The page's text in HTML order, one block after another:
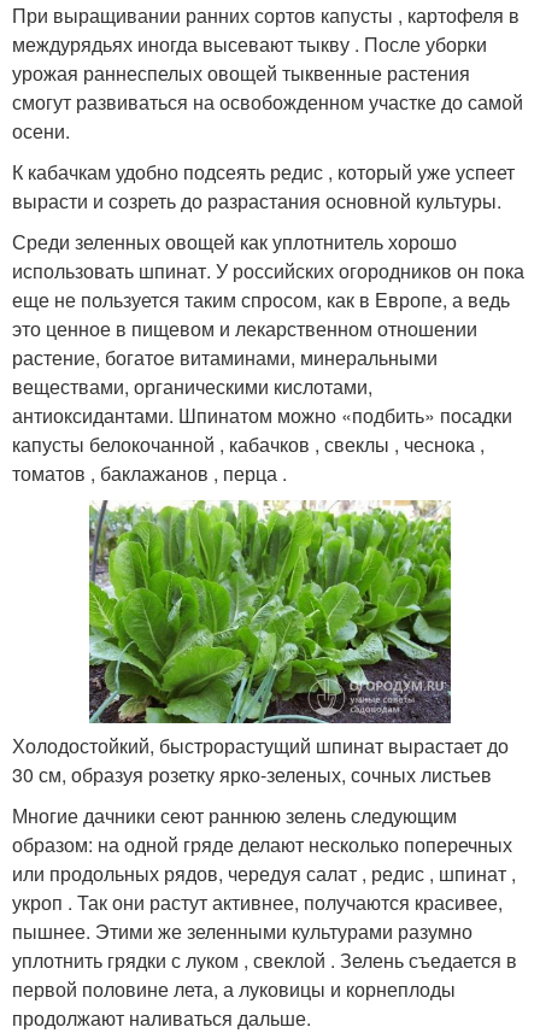
При выращивании ранних сортов капусты , картофеля в
междурядьях иногда высевают тыкву . После уборки
урожая раннеспелых овощей тыквенные растения
смогут развиваться на освобожденном участке до самой
осени.
К кабачкам удобно подсеять редис , который уже успеет
вырасти и созреть до разрастания основной культуры.
Среди зеленных овощей как уплотнитель хорошо
использовать шпинат. У российских огородников он пока
еще не пользуется таким спросом, как в Европе, а ведь
это ценное в пищевом и лекарственном отношении
растение, богатое витаминами, минеральными
веществами, органическими кислотами,
антиоксидантами. Шпинатом можно «подбить» посадки
капусты белокочанной , кабачков , свеклы , чеснока ,
томатов , баклажанов , перца .
Холодостойкий, быстрорастущий шпинат вырастает до
30 см, образуя розетку ярко-зеленых, сочных листьев
Многие дачники сеют раннюю зелень следующим
образом: на одной гряде делают несколько поперечных
или продольных рядов, чередуя салат , редис , шпинат ,
укроп . Так они растут активнее, получаются красивее,
пышнее. Этими же зеленными культурами разумно
уплотнить грядки с луком , свеклой . Зелень съедается в
первой половине лета, а луковицы и корнеплоды
продолжают наливаться дальше.